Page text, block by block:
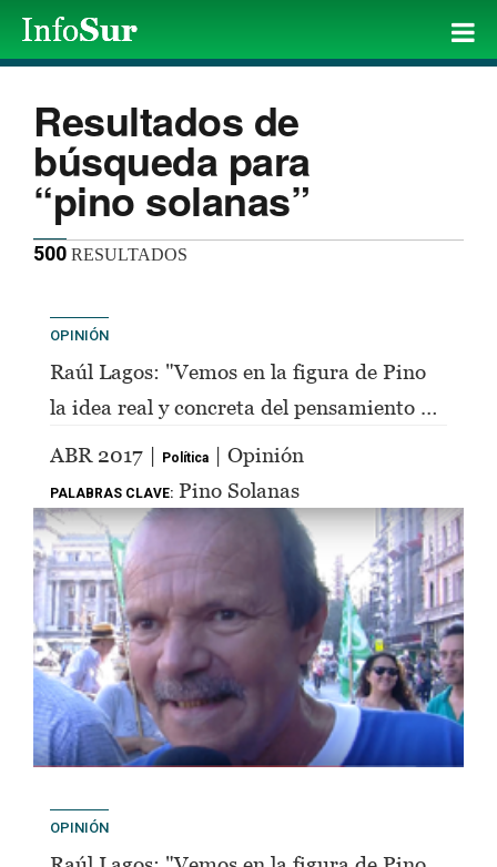
Resultados de
búsqueda para
“pino solanas”
500 RESULTADOS
OPINIÓN
Raúl Lagos: "Vemos en la figura de Pino
la idea real y concreta del pensamiento de
Perón"
ABR 2017 | Política | Opinión
PALABRAS CLAVE: Pino Solanas
OPINIÓN